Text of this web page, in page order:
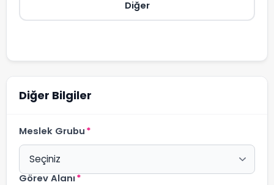
Diğer
Diğer Bilgiler
Meslek Grubu*
Görev Alanı*